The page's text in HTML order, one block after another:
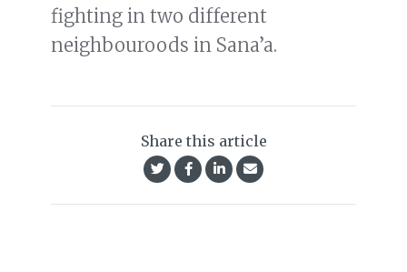
fighting in two different
neighbouroods in Sana’a.
Share this article